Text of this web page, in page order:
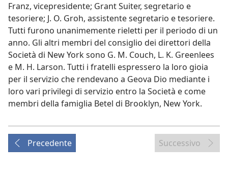
Franz, vicepresidente; Grant Suiter, segretario e
tesoriere; J. O. Groh, assistente segretario e tesoriere.
Tutti furono unanimemente rieletti per il periodo di un
anno. Gli altri membri del consiglio dei direttori della
Società di New York sono G. M. Couch, L. K. Greenlees
e M. H. Larson. Tutti i fratelli espressero la loro gioia
per il servizio che rendevano a Geova Dio mediante i
loro vari privilegi di servizio entro la Società e come
membri della famiglia Betel di Brooklyn, New York.
Precedente Successivo